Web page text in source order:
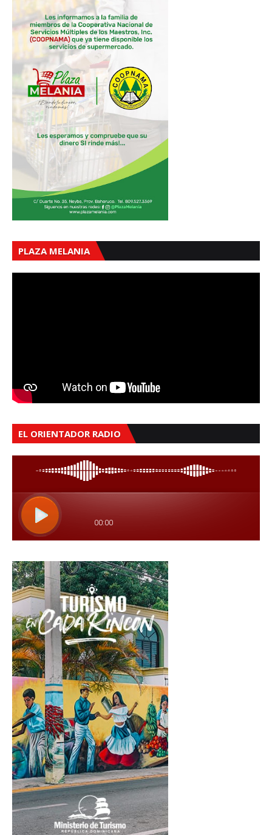
PLAZA MELANIA
EL ORIENTADOR RADIO